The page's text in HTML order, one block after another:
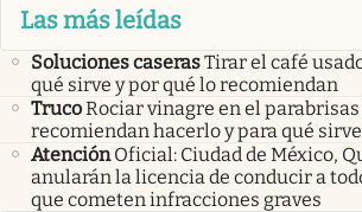
Las más leídas
Soluciones caserasTirar el café
qué sirve y por qué lo recomiendan
TrucoRociar vinagre en el parabrisas
recomiendan hacerlo y para qué sirve
Atención Oficial: Ciudad de México,
anularán la licencia de conducir a
que cometen infracciones graves